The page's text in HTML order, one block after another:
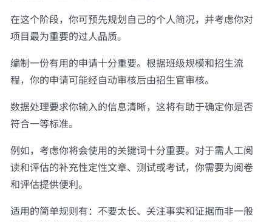
在这个阶段，你可预先规划自己的个人简况，并考虑你对
项目最为重要的过人品质。
编制一份有用的申请十分重要。根据班级规模和招生流
程，你的申请可能经自动审核后由招生官审核。
数据处理要求你输入的信息清晰，这将有助于确定你是否
符合一等标准。
例如，考虑你将会使用的关键词十分重要。对于需人工阅
读和评估的补充性定性文章、测试或考试，你需要为阅卷
和评估提供便利。
适用的简单规则有：不要太长、关注事实和证据而非一般